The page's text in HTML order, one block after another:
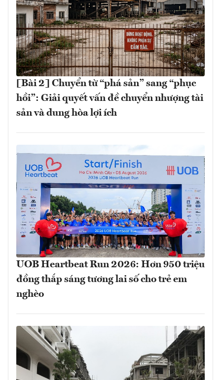
[Bài 2] Chuyển từ “phá sản” sang “phục
hồi”: Giải quyết vấn đề chuyển nhượng tài
sản và dung hòa lợi ích
UOB Heartbeat Run 2026: Hơn 950 triệu
đồng thắp sáng tương lai số cho trẻ em
nghèo